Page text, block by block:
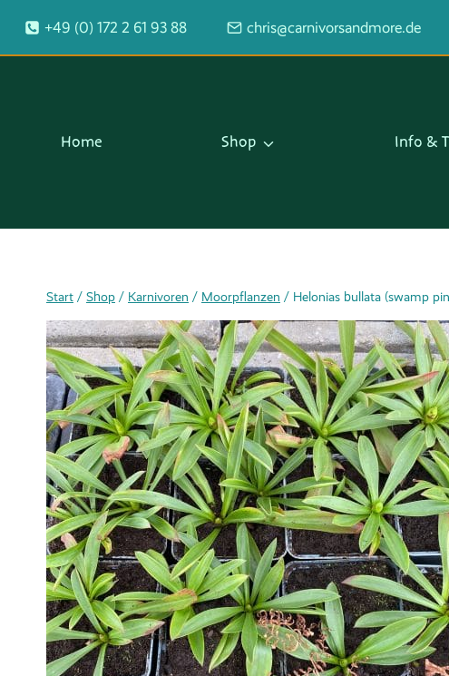
Inhalt
springen
+49 (0) 172 2 61 93 88 chris@carnivorsandmore.de
Home Shop Info &
Start / Shop / Karnivoren / Moorpflanzen / Helonias bullata (swamp